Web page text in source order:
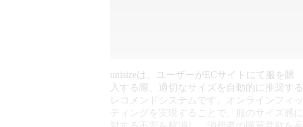
unisizeは、ユーザーがECサイトにて服を購
入する際、適切なサイズを自動的に推奨する
レコメンドシステムです。オンラインフィッ
ティングを実現することで、服のサイズ感に